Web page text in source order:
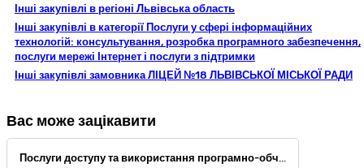
Інші закупівлі в регіоні Львівська область
Інші закупівлі в категорії Послуги у сфері інформаційних
технологій: консультування, розробка програмного забезпечення,
послуги мережі Інтернет і послуги з підтримки
Інші закупівлі замовника ЛІЦЕЙ №18 ЛЬВІВСЬКОЇ МІСЬКОЇ РАДИ
Вас може зацікавити
Послуги доступу та використання програмно-обчислювального комплексу для порівняння змісту текстів